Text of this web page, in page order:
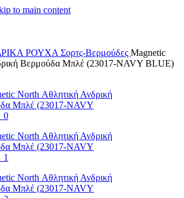
to main content
ΡΟΥΧΑ Σορτς-Βερμούδες Magnetic
Βερμούδα Μπλέ (23017-NAVY BLUE)